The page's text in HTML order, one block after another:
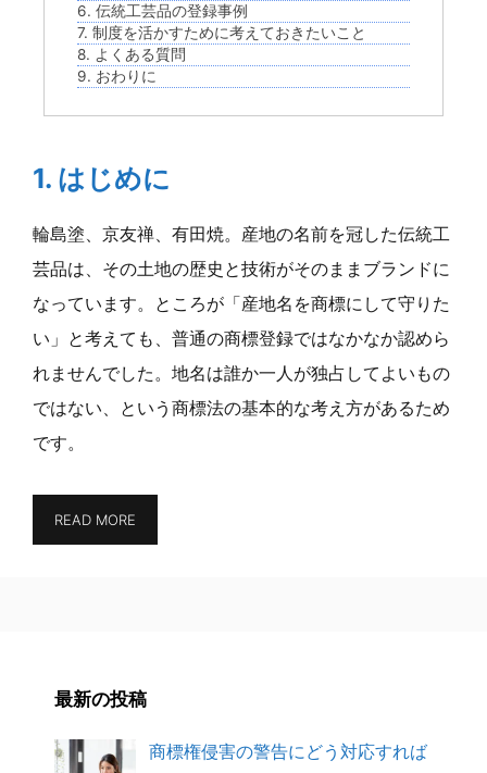
6. 伝統工芸品の登録事例
7. 制度を活かすために考えておきたいこと
8. よくある質問
9. おわりに
1. はじめに
輪島塗、京友禅、有田焼。産地の名前を冠した伝統工
芸品は、その土地の歴史と技術がそのままブランドに
なっています。ところが「産地名を商標にして守りた
い」と考えても、普通の商標登録ではなかなか認めら
れませんでした。地名は誰か一人が独占してよいもの
ではない、という商標法の基本的な考え方があるため
です。
READ MORE
最新の投稿
商標権侵害の警告にどう対応すれば